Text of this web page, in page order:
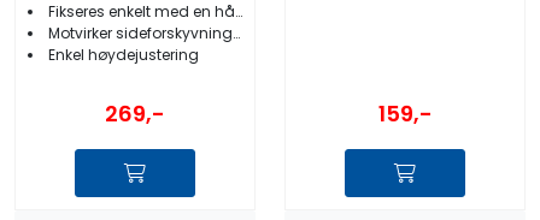
Fikseres enkelt med en hånd
Motvirker sideforskyvning av fenderne
Enkel høydejustering
269,- 159,-